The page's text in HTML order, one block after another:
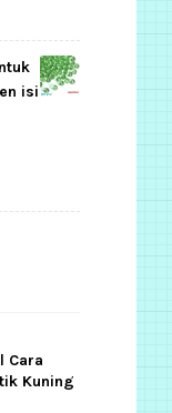
isi
Cara
Kuning